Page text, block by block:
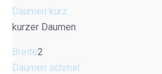
Daumen kurz
kurzer Daumen
Breite2
Daumen schmal